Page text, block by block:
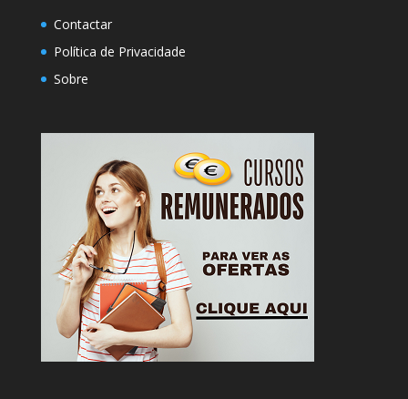
Contactar
Política de Privacidade
Sobre